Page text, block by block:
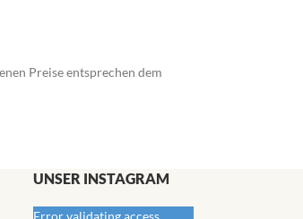
Preise entsprechen dem
UNSER INSTAGRAM
Error validating access